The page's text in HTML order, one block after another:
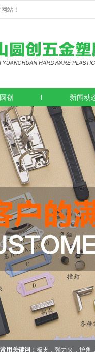
站！
创 新闻动
常用关键词： 板夹，强力夹，护角